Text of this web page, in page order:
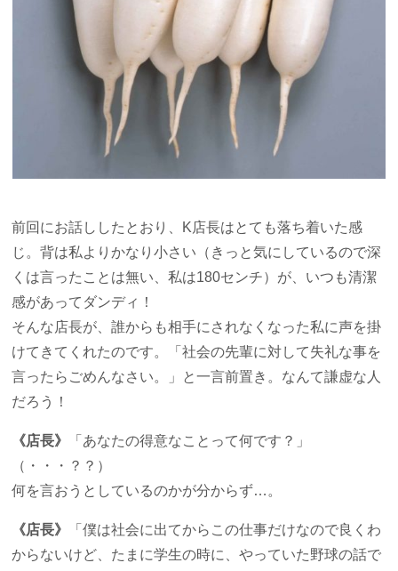
前回にお話ししたとおり、K店長はとても落ち着いた感
じ。背は私よりかなり小さい（きっと気にしているので深
くは言ったことは無い、私は180センチ）が、いつも清潔
感があってダンディ！
そんな店長が、誰からも相手にされなくなった私に声を掛
けてきてくれたのです。「社会の先輩に対して失礼な事を
言ったらごめんなさい。」と一言前置き。なんて謙虚な人
だろう！
《店長》
「あなたの得意なことって何です？」
（・・・？？）
何を言おうとしているのかが分からず…。
《店長》
「僕は社会に出てからこの仕事だけなので良くわ
からないけど、たまに学生の時に、やっていた野球の話で